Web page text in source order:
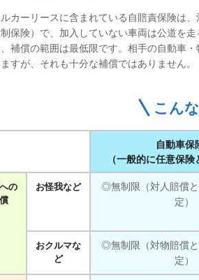
カーリースに含まれている自賠責保険は
保険）で、加入していない車両は公道を
補償の範囲は最低限です。相手の自動車
すが、それも十分な補償ではありません。
こん
自動車保
（一般的に任意保
の
お怪我など
◎無制限（対人賠償
定）
おクルマな
ど
◎無制限（対物賠償
定）